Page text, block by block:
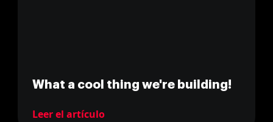
What a cool thing we're building!
Leer el artículo